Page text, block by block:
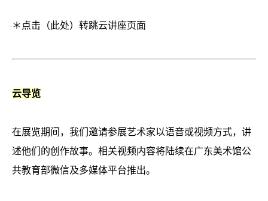
＊点击（此处）转跳云讲座页面
云导览
在展览期间，我们邀请参展艺术家以语音或视频方式，讲
述他们的创作故事。相关视频内容将陆续在广东美术馆公
共教育部微信及多媒体平台推出。